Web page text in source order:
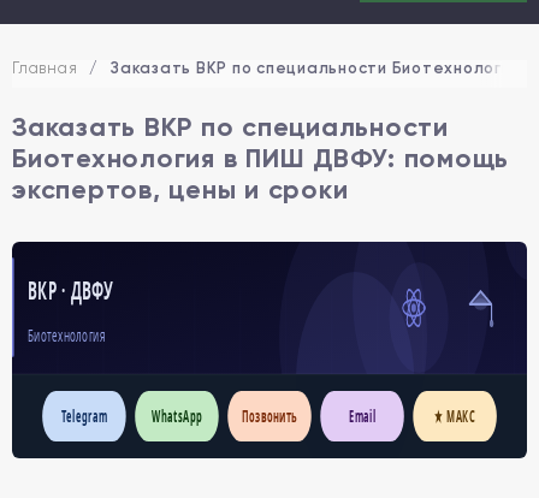
Главная / Заказать ВКР по специальности
Заказать ВКР по специальности
Биотехнология в ПИШ ДВФУ: помощь
экспертов, цены и сроки
ВКР · ДВФУ
Биотехнология
Telegram WhatsApp Позвонить Email ★ МАКС